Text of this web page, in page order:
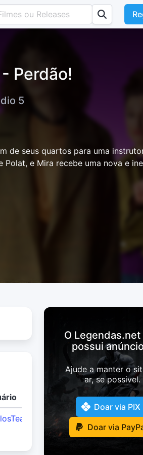
Perdão!
5
de seus quartos para uma
e Mira recebe uma nova e
O Legendas.net
possui
Ajude a manter o
ar, se possivel.
Doar via PIX
Doar via